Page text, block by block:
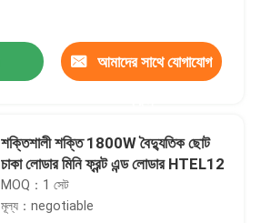
আমাদের সাথে যোগাযোগ
শক্তিশালী শক্তি 1800W বৈদ্যুতিক ছোট
চাকা লোডার মিনি ফ্রন্ট এন্ড লোডার HTEL12
MOQ：1 সেট
মূল্য：negotiable